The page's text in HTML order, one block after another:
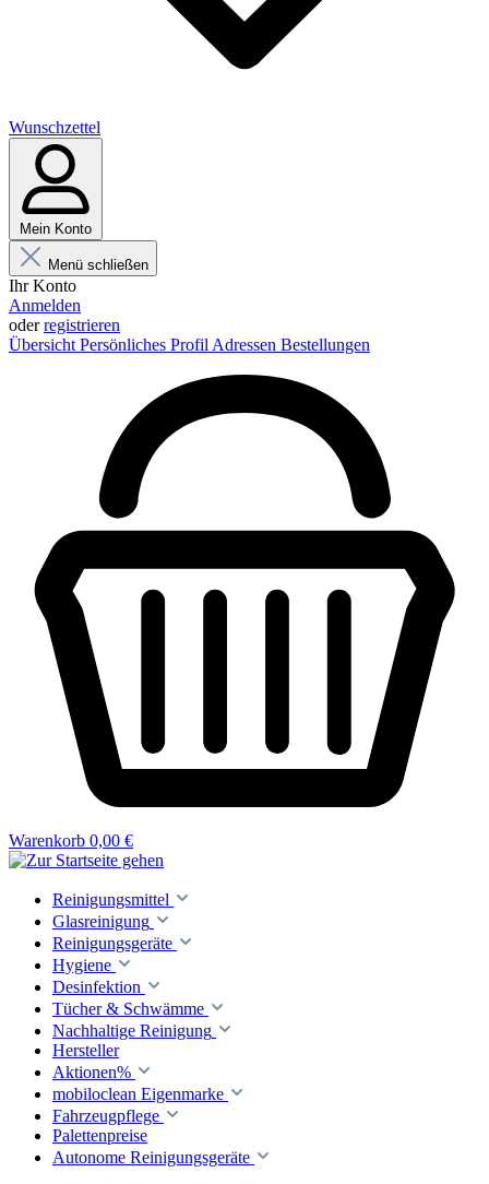
Wunschzettel
Mein Konto
Menü schließen
Ihr Konto
Anmelden
oderregistrieren
Übersicht Persönliches Profil Adressen Bestellungen
Warenkorb 0,00 €
Reinigungsmittel
Glasreinigung
Reinigungsgeräte
Hygiene
Desinfektion
Tücher & Schwämme
Nachhaltige Reinigung
Hersteller
Aktionen%
mobiloclean Eigenmarke
Fahrzeugpflege
Palettenpreise
Autonome Reinigungsgeräte